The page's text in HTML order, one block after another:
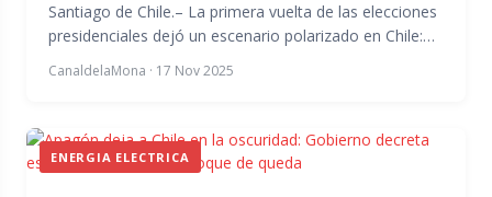
Santiago de Chile.– La primera vuelta de las elecciones
presidenciales dejó un escenario polarizado en Chile:…
CanaldelaMona · 17 Nov 2025
ENERGIA ELECTRICA